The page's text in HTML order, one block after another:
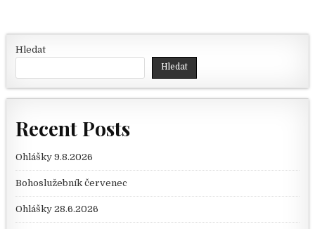
Hledat
Hledat
Recent Posts
Ohlášky 9.8.2026
Bohoslužebník červenec
Ohlášky 28.6.2026